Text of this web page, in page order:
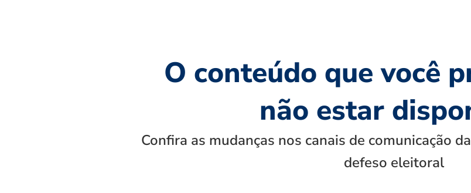
O conteúdo que você
não estar
Confira as mudanças nos canais de comunicação
defeso eleitoral